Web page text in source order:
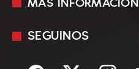
En Vivo
Mediakit
Términos y condiciones
SEGUINOS